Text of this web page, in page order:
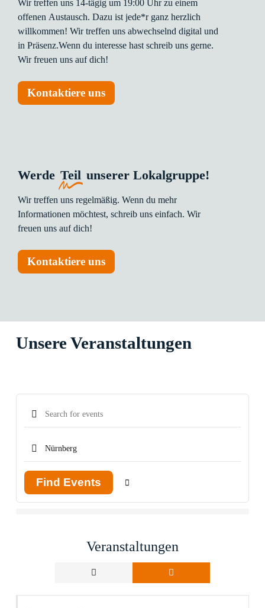
Wir treffen uns 14-tägig um 19:00 Uhr zu einem
offenen Austausch. Dazu ist jede*r ganz herzlich
willkommen! Wir treffen uns abwechselnd digital und
in Präsenz.Wenn du interesse hast schreib uns gerne.
Wir freuen uns auf dich!
Kontaktiere uns
Werde Teil unserer Lokalgruppe!
Wir treffen uns regelmäßig. Wenn du mehr
Informationen möchtest, schreib uns einfach. Wir
freuen uns auf dich!
Kontaktiere uns
Unsere Veranstaltungen
Find Events
Veranstaltungen